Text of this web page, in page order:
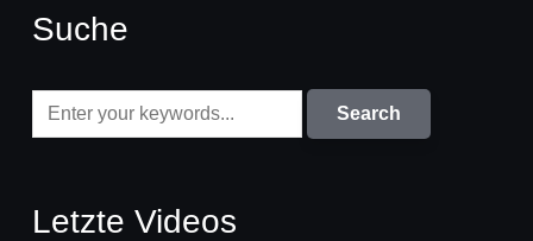
Suche
Letzte Videos